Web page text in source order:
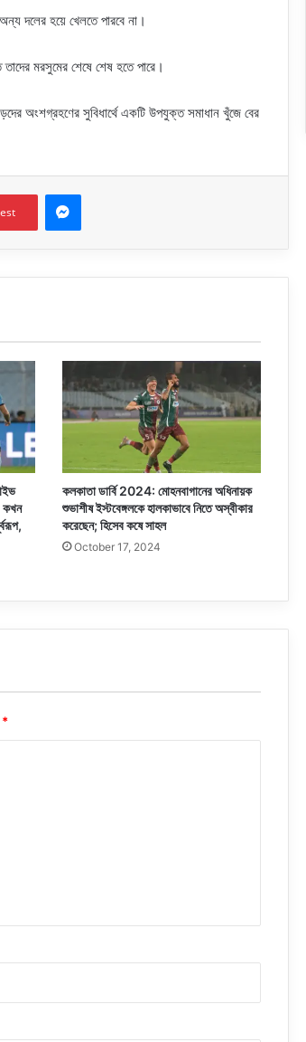
অন্য দলের হয়ে খেলতে পারবে না।
মরসুমের শেষে শেষ হতে পারে।
অংশগ্রহণের সুবিধার্থে একটি উপযুক্ত সমাধান খুঁজে বের
Messenger
কলকাতা ডার্বি 2024: মোহনবাগানের অধিনায়ক
শুভাশীষ ইস্টবেঙ্গলকে হালকাভাবে নিতে অস্বীকার
করেছেন; হিসেব কষে সাহল
October 17, 2024
*